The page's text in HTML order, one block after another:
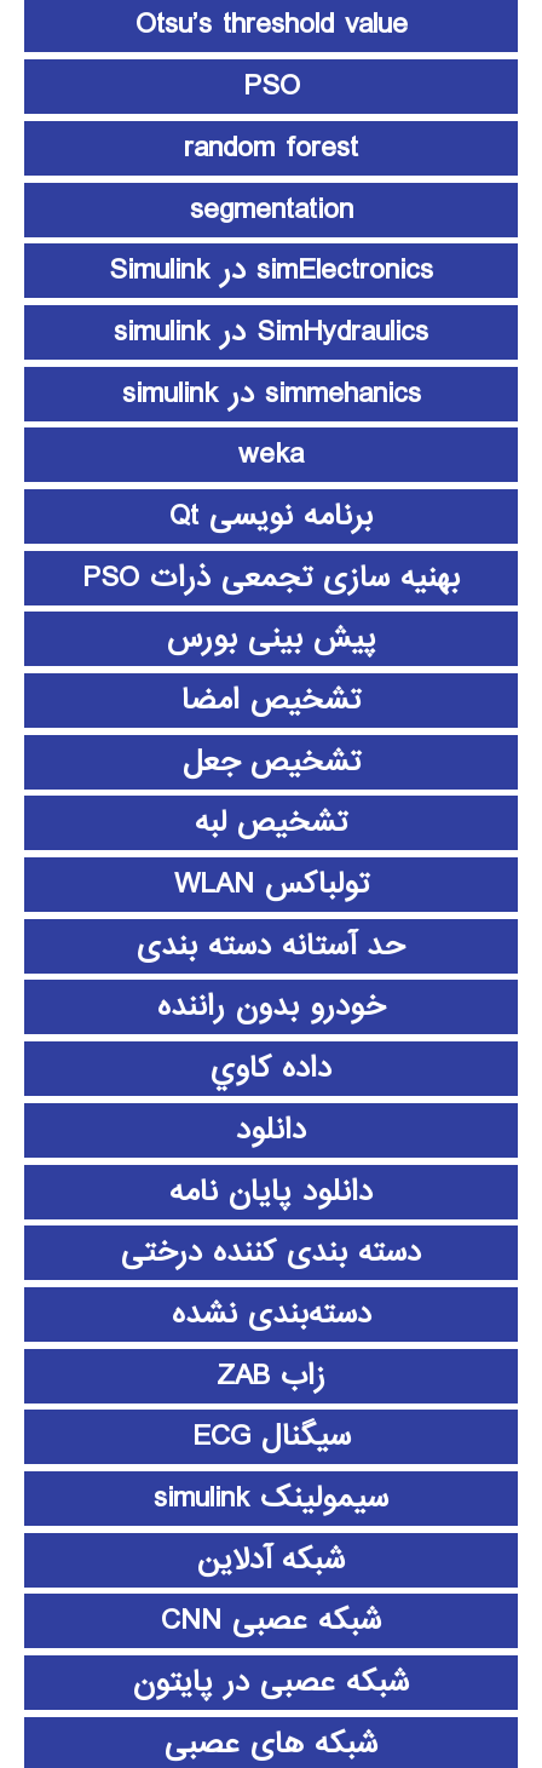
Otsu’s threshold value
PSO
random forest
segmentation
simElectronics در Simulink
SimHydraulics در simulink
simmehanics در simulink
weka
برنامه نویسی Qt
بهنیه سازی تجمعی ذرات PSO
پیش بینی بورس
تشخیص امضا
تشخیص جعل
تشخیص لبه
تولباکس WLAN
حد آستانه دسته بندی
خودرو بدون راننده
داده كاوي
دانلود
دانلود پايان نامه
دسته بندی کننده درختی
دسته‌بندی نشده
زاب ZAB
سیگنال ECG
سیمولینک simulink
شبکه آدلاین
شبکه عصبی CNN
شبکه عصبی در پایتون
شبکه های عصبی